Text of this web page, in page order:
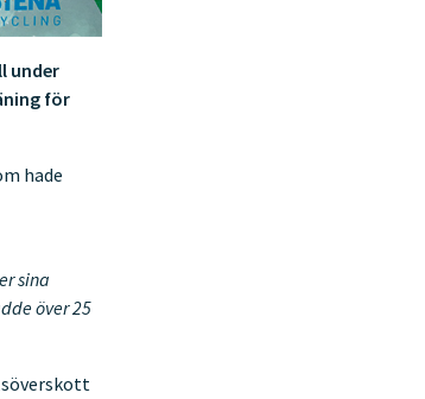
under
för
hade
sina
över 25